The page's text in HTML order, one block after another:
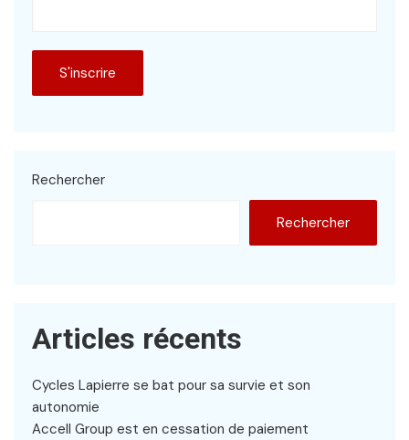
Rechercher
Rechercher
Articles récents
Cycles Lapierre se bat pour sa survie et son
autonomie
Accell Group est en cessation de paiement